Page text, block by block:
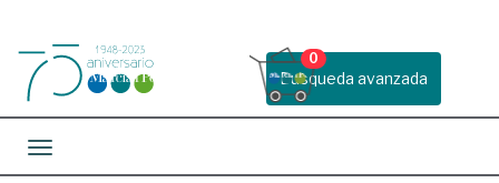
Busqueda avanzada
0
Toggle navigation